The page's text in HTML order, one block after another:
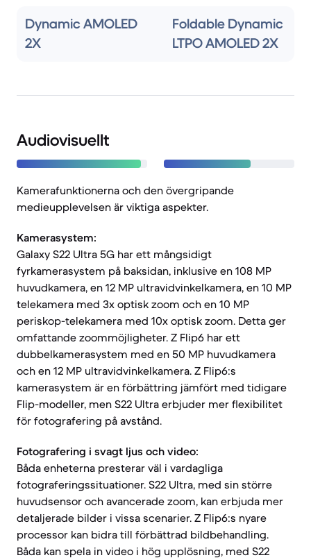
Dynamic AMOLED
2X
Foldable Dynamic
LTPO AMOLED 2X
Audiovisuellt
Kamerafunktionerna och den övergripande
medieupplevelsen är viktiga aspekter.
Kamerasystem:
Galaxy S22 Ultra 5G har ett mångsidigt
fyrkamerasystem på baksidan, inklusive en 108 MP
huvudkamera, en 12 MP ultravidvinkelkamera, en 10 MP
telekamera med 3x optisk zoom och en 10 MP
periskop-telekamera med 10x optisk zoom. Detta ger
omfattande zoommöjligheter. Z Flip6 har ett
dubbelkamerasystem med en 50 MP huvudkamera
och en 12 MP ultravidvinkelkamera. Z Flip6:s
kamerasystem är en förbättring jämfört med tidigare
Flip-modeller, men S22 Ultra erbjuder mer flexibilitet
för fotografering på avstånd.
Fotografering i svagt ljus och video:
Båda enheterna presterar väl i vardagliga
fotograferingssituationer. S22 Ultra, med sin större
huvudsensor och avancerade zoom, kan erbjuda mer
detaljerade bilder i vissa scenarier. Z Flip6:s nyare
processor kan bidra till förbättrad bildbehandling.
Båda kan spela in video i hög upplösning, med S22